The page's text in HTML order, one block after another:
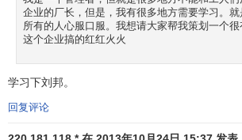
企业的厂长，但是，我有很多地方需要学习。
所有的人心服口服。我想请大家帮我策划一个
这个企业搞的红红火火
学习下刘邦。
回复评论